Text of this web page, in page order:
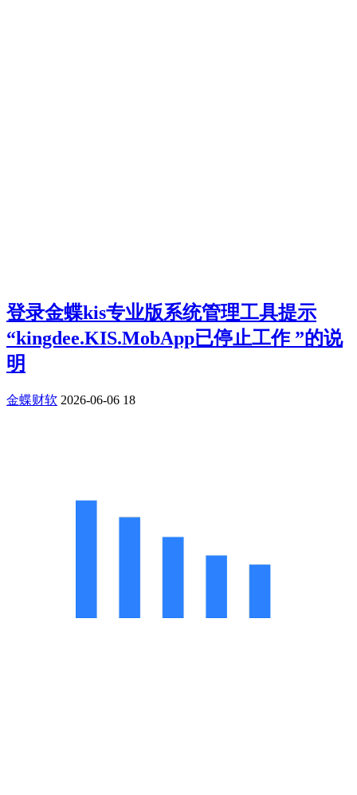
登录金蝶kis专业版系统管理工具提示
“kingdee.KIS.MobApp已停止工作 ”的说
明
金蝶财软 2026-06-06 18